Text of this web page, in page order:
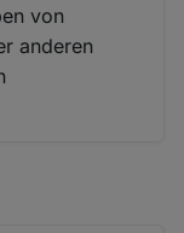
von
anderen